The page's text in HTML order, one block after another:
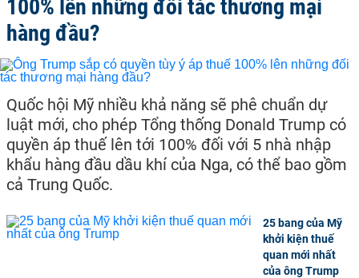
100% lên những đối tác thương mại
hàng đầu?
Quốc hội Mỹ nhiều khả năng sẽ phê chuẩn dự
luật mới, cho phép Tổng thống Donald Trump có
quyền áp thuế lên tới 100% đối với 5 nhà nhập
khẩu hàng đầu dầu khí của Nga, có thể bao gồm
cả Trung Quốc.
25 bang của Mỹ
khởi kiện thuế
quan mới nhất
của ông Trump